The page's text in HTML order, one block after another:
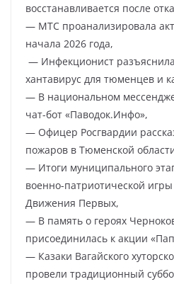
восстанавливается после
— МТС проанализировала
начала 2026 года,
— Инфекционист
хантавирус для тюменцев и
— В национальном
чат-бот «Паводок.Инфо»,
— Офицер Росгвардии
пожаров в Тюменской
— Итоги муниципального
военно-патриотической
Движения Первых,
— В память о героях
присоединилась к акции
— Казаки Вагайского
провели традиционный